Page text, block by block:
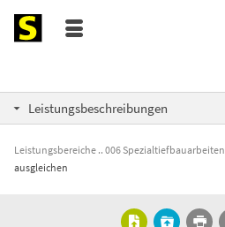
Leistungsbeschreibungen
Leistungsbereiche 006 Spezialtiefbauarbeiten
ausgleichen